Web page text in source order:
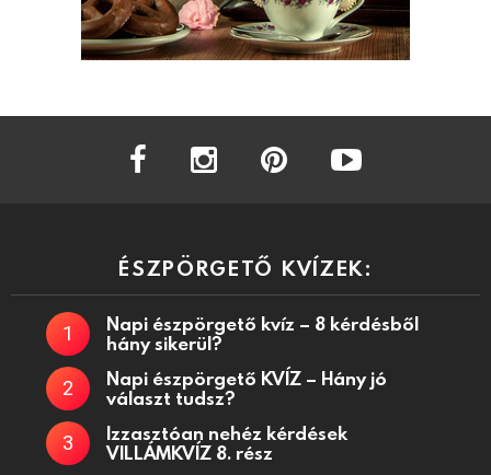
facebook instagram
ÉSZPÖRGETŐ KVÍZEK:
Napi észpörgető kvíz – 8 kérdésből
hány sikerül?
Napi észpörgető KVÍZ – Hány jó
választ tudsz?
Izzasztóan nehéz kérdések
VILLÁMKVÍZ 8. rész